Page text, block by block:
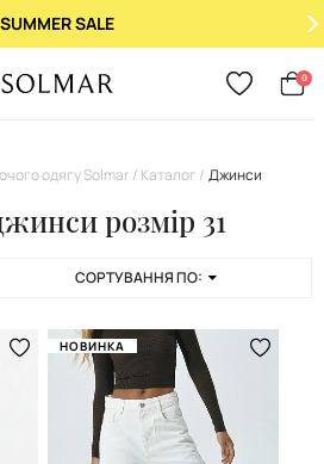
SUMMER SALE
0
одягу Solmar Каталог Джинси
розмір 31
СОРТУВАННЯ ПО:
НОВИНКА